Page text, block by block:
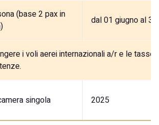
(base 2 pax in
dal 01 giugno al
i voli aerei internazionali a/r e le
singola 2025